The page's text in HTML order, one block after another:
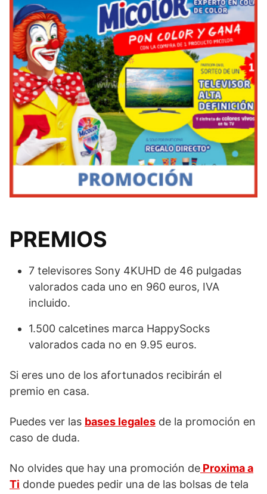
PREMIOS
7 televisores Sony 4KUHD de 46 pulgadas
valorados cada uno en 960 euros, IVA
incluido.
1.500 calcetines marca HappySocks
valorados cada no en 9.95 euros.
Si eres uno de los afortunados recibirán el
premio en casa.
Puedes ver las bases legales de la promoción en
caso de duda.
No olvides que hay una promoción de Proxima a
Ti donde puedes pedir una de las bolsas de tela